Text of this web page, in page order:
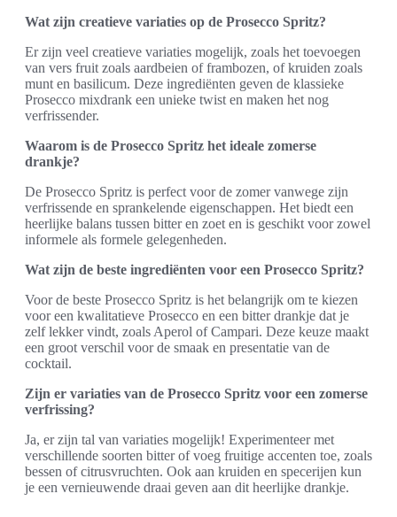
Wat zijn creatieve variaties op de Prosecco Spritz?
Er zijn veel creatieve variaties mogelijk, zoals het toevoegen
van vers fruit zoals aardbeien of frambozen, of kruiden zoals
munt en basilicum. Deze ingrediënten geven de klassieke
Prosecco mixdrank een unieke twist en maken het nog
verfrissender.
Waarom is de Prosecco Spritz het ideale zomerse
drankje?
De Prosecco Spritz is perfect voor de zomer vanwege zijn
verfrissende en sprankelende eigenschappen. Het biedt een
heerlijke balans tussen bitter en zoet en is geschikt voor zowel
informele als formele gelegenheden.
Wat zijn de beste ingrediënten voor een Prosecco Spritz?
Voor de beste Prosecco Spritz is het belangrijk om te kiezen
voor een kwalitatieve Prosecco en een bitter drankje dat je
zelf lekker vindt, zoals Aperol of Campari. Deze keuze maakt
een groot verschil voor de smaak en presentatie van de
cocktail.
Zijn er variaties van de Prosecco Spritz voor een zomerse
verfrissing?
Ja, er zijn tal van variaties mogelijk! Experimenteer met
verschillende soorten bitter of voeg fruitige accenten toe, zoals
bessen of citrusvruchten. Ook aan kruiden en specerijen kun
je een vernieuwende draai geven aan dit heerlijke drankje.